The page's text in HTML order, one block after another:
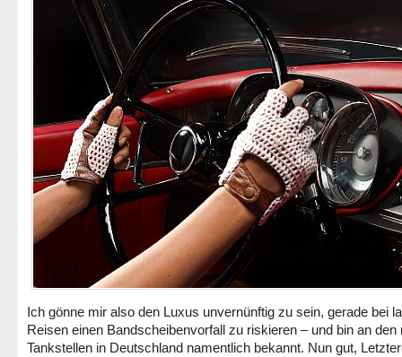
Ich gönne mir also den Luxus unvernünftig zu sein, gerade bei
Reisen einen Bandscheibenvorfall zu riskieren – und bin an den
Tankstellen in Deutschland namentlich bekannt. Nun gut,